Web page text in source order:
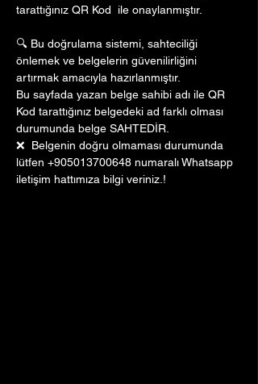
tarattığınız QR Kod  ile onaylanmıştır.
🔍 Bu doğrulama sistemi, sahteciliği
önlemek ve belgelerin güvenilirliğini
artırmak amacıyla hazırlanmıştır.
Bu sayfada yazan belge sahibi adı ile QR
Kod tarattığınız belgedeki ad farklı olması
durumunda belge SAHTEDİR.
❌  Belgenin doğru olmaması durumunda
lütfen +905013700648 numaralı Whatsapp
iletişim hattımıza bilgi veriniz.!